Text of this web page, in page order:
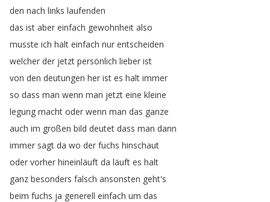
den nach links laufenden
das ist aber einfach gewohnheit also
musste ich halt einfach nur entscheiden
welcher der jetzt persönlich lieber ist
von den deutungen her ist es halt immer
so dass man wenn man jetzt eine kleine
legung macht oder wenn man das ganze
auch im großen bild deutet dass man dann
immer sagt da wo der fuchs hinschaut
oder vorher hineinläuft da läuft es halt
ganz besonders falsch ansonsten geht's
beim fuchs ja generell einfach um das